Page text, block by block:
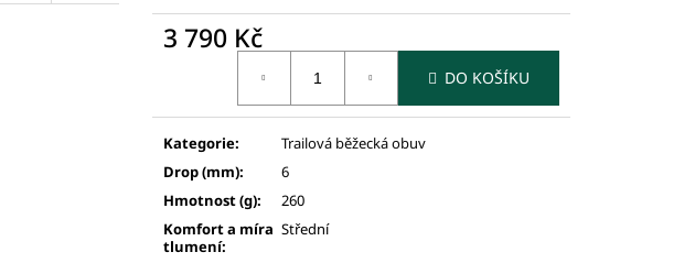
3 790 Kč
DO KOŠÍKU
Kategorie:
Trailová běžecká obuv
Drop (mm):
6
Hmotnost (g):
260
Komfort a míra
tlumení:
Střední